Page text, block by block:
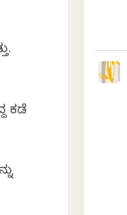
ಕಡೆ